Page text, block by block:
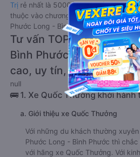
Trị rẻ nhất là 500000VND của hãng
thuộc vào chương trình khuyến mãi,
Phước Long - Bình Phước giường nằm
Tư vấn TOP 1 xe khách
Bình Phước từ Quảng
cao, uy tín, giá rẻ nhất
null
🚌 1. Xe Quốc Thưởng khởi hành
a. Giới thiệu xe Quốc Thưởng
Với những du khách thường
Phước Long - Bình Phước thì
với hãng xe Quốc Thưởng. Với